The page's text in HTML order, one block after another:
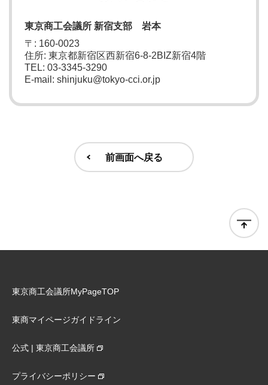
東京商工会議所 新宿支部 岩本
〒: 160-0023
住所: 東京都新宿区西新宿6-8-2BIZ新宿4階
TEL: 03-3345-3290
E-mail: shinjuku@tokyo-cci.or.jp
前画面へ戻る
東京商工会議所MyPageTOP
東商マイページガイドライン
公式 | 東京商工会議所
プライバシーポリシー